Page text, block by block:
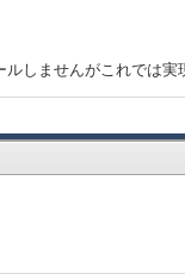
ルしませんがこれでは実